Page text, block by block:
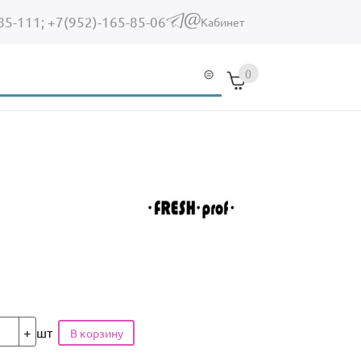
111; +7(952)-165-85-06 (link sends e-mail)
Кабинет
0
шт